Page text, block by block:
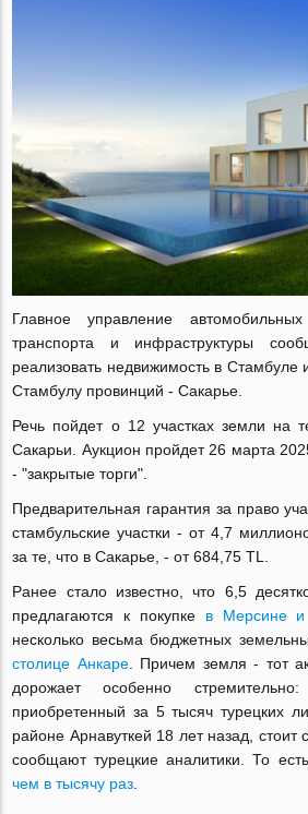
Главное управление
транспорта и инфраструктуры
реализовать недвижимость в Стамбуле
Стамбулу провинций - Сакарье.
Речь пойдет о 12 участках земли на
Сакарьи. Аукцион пройдет 26 марта
- "закрытые торги".
Предварительная гарантия за право
стамбульские участки - от 4,7
за те, что в Сакарье, - от 684,75 TL.
Ранее стало известно, что 6,5
предлагаются к покупке в Мерсине
несколько весьма бюджетных
столице Анкаре. Причем земля - тот
дорожает особенно
приобретенный за 5 тысяч турецких
районе Арнавуткей 18 лет назад, стоит
сообщают турецкие аналитики. То
чем в тысячу раз